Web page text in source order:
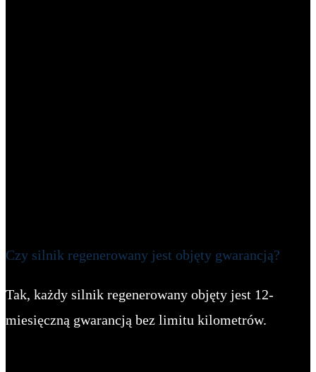
Czy silnik regenerowany jest objęty gwarancją?
Tak, każdy silnik regenerowany objęty jest 12-
miesięczną gwarancją bez limitu kilometrów.